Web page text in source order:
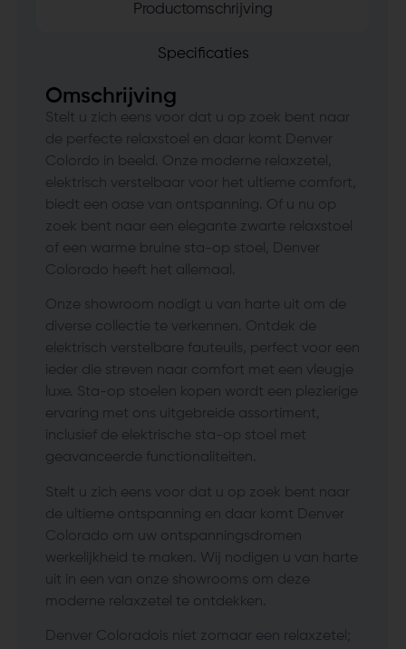
Productomschrijving
Specificaties
Omschrijving
Stelt u zich eens voor dat u op zoek bent naar
de perfecte relaxstoel en daar komt Denver
Colordo in beeld. Onze moderne relaxzetel,
elektrisch verstelbaar voor het ultieme comfort,
biedt een oase van ontspanning. Of u nu op
zoek bent naar een elegante zwarte relaxstoel
of een warme bruine sta-op stoel, Denver
Colorado heeft het allemaal.
Onze showroom nodigt u van harte uit om de
diverse collectie te verkennen. Ontdek de
elektrisch verstelbare fauteuils, perfect voor een
ieder die streven naar comfort met een vleugje
luxe. Sta-op stoelen kopen wordt een plezierige
ervaring met ons uitgebreide assortiment,
inclusief de elektrische sta-op stoel met
geavanceerde functionaliteiten.
Stelt u zich eens voor dat u op zoek bent naar
de ultieme ontspanning en daar komt Denver
Colorado om uw ontspanningsdromen
werkelijkheid te maken. Wij nodigen u van harte
uit in een van onze showrooms om deze
moderne relaxzetel te ontdekken.
Denver Coloradois niet zomaar een relaxzetel;